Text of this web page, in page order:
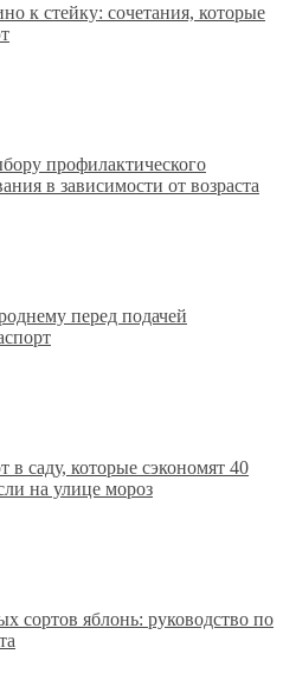
к стейку: сочетания, которые
профилактического
в зависимости от возраста
перед подачей
в саду, которые сэкономят 40
на улице мороз
сортов яблонь: руководство по